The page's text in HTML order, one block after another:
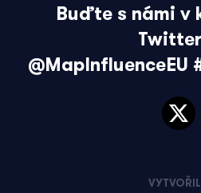
Buďte s námi v
@MapInfluenceEU